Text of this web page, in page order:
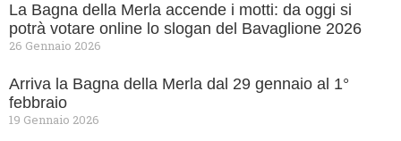
La Bagna della Merla accende i motti: da oggi si
potrà votare online lo slogan del Bavaglione 2026
26 Gennaio 2026
Arriva la Bagna della Merla dal 29 gennaio al 1°
febbraio
19 Gennaio 2026